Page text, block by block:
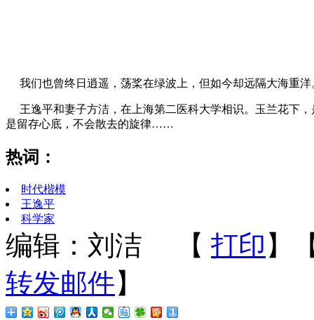
我们也曾终日逍遥，荡桨在绿波上，但如今却远隔大海重洋
王逸平和妻子方洁，在上海第二医科大学相识。玉兰花下
是留存心底，不会散去的旋律……
热词：
时代楷模
王逸平
科学家
编辑：刘洁 【 打印 】
转发邮件】